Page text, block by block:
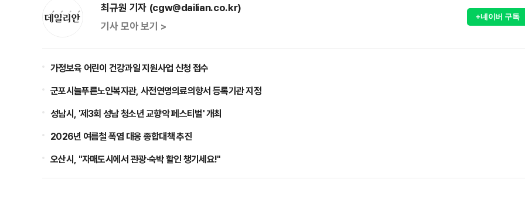
최규원 기자 (cgw@dailian.co.kr)
기사 모아 보기 >
+네이버 구독
가정보육 어린이 건강과일 지원사업 신청 접수
군포시늘푸른노인복지관, 사전연명의료의향서 등록기관 지정
성남시, '제3회 성남 청소년 교향악 페스티벌' 개최
2026년 여름철 폭염 대응 종합대책 추진
오산시, "자매도시에서 관광·숙박 할인 챙기세요!"